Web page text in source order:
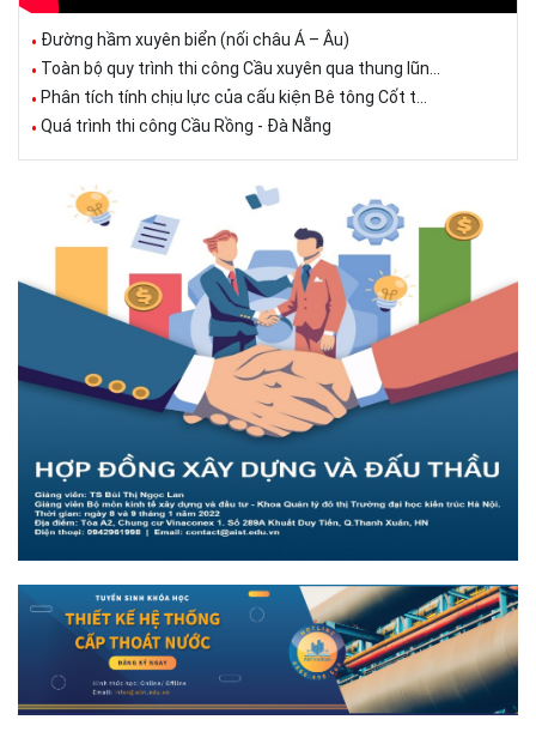
Đường hầm xuyên biển (nối châu Á – Âu)
Toàn bộ quy trình thi công Cầu xuyên qua thung lũn...
Phân tích tính chịu lực của cấu kiện Bê tông Cốt t...
Quá trình thi công Cầu Rồng - Đà Nẵng